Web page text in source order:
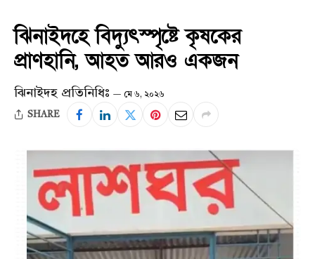
ঝিনাইদহে বিদ্যুৎস্পৃষ্টে কৃষকের
প্রাণহানি, আহত আরও একজন
ঝিনাইদহ প্রতিনিধিঃ মে ৬, ২০২৬
SHARE